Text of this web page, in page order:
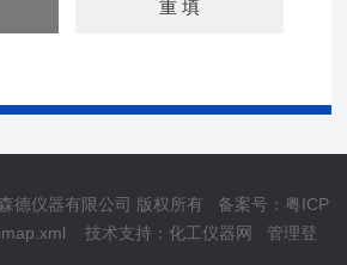
德仪器有限公司 版权所有 备案号：粤ICP
技术支持：化工仪器网
管理登